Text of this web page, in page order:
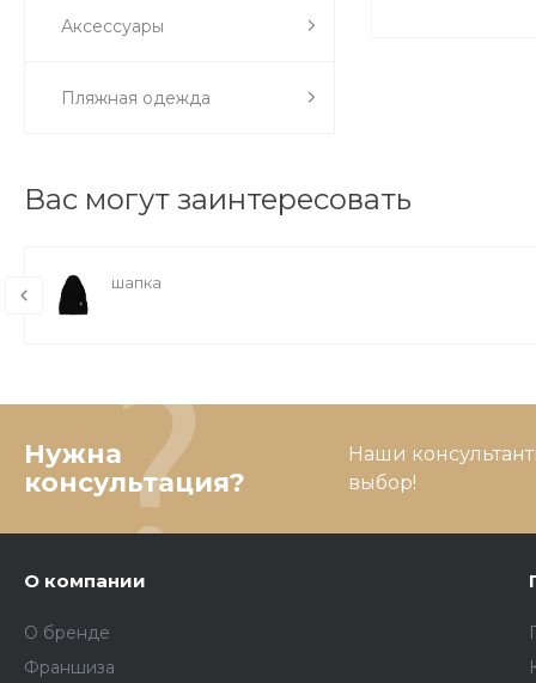
Аксессуары
Пляжная одежда
Вас могут заинтересовать
шапка
Нужна
консультация?
Наши
выбор!
О компании
О бренде
Франшиза